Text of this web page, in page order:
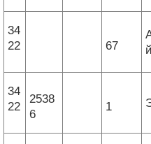
34
22
67
34
22
2538
6
1